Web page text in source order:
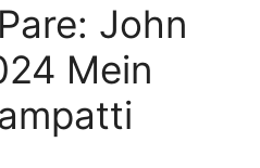
John
Mein